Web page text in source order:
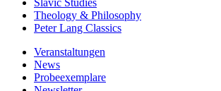
Slavic Studies
Theology & Philosophy
Peter Lang Classics
Veranstaltungen
News
Probeexemplare